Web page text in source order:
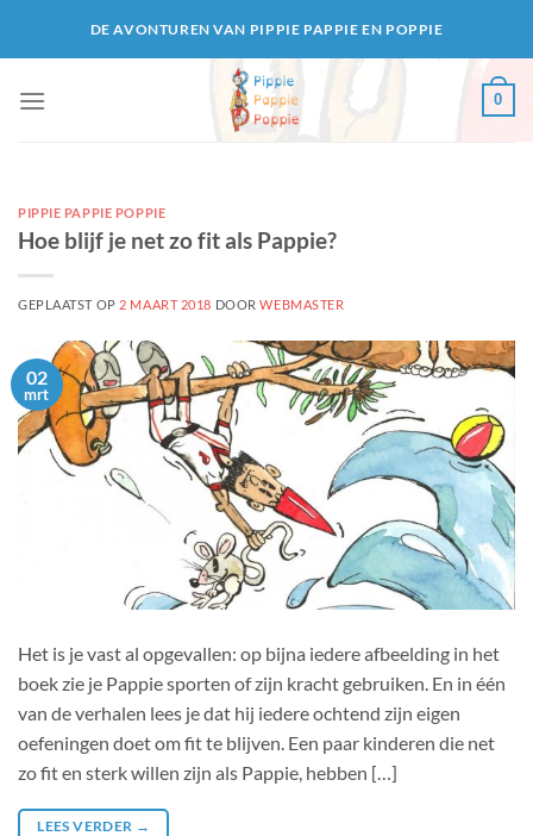
DE AVONTUREN VAN PIPPIE PAPPIE EN POPPIE
0
PIPPIE PAPPIE POPPIE
Hoe blijf je net zo fit als Pappie?
GEPLAATST OP 2 MAART 2018 DOORWEBMASTER
02
mrt
Het is je vast al opgevallen: op bijna iedere afbeelding in het
boek zie je Pappie sporten of zijn kracht gebruiken. En in één
van de verhalen lees je dat hij iedere ochtend zijn eigen
oefeningen doet om fit te blijven. Een paar kinderen die net
zo fit en sterk willen zijn als Pappie, hebben […]
LEES VERDER →